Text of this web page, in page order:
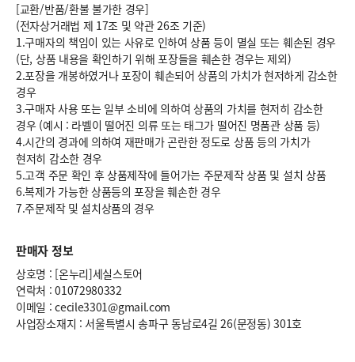
[교환/반품/환불 불가한 경우]
(전자상거래법 제 17조 및 약관 26조 기준)
1.구매자의 책임이 있는 사유로 인하여 상품 등이 멸실 또는 훼손된 경우
(단, 상품 내용을 확인하기 위해 포장들을 훼손한 경우는 제외)
2.포장을 개봉하였거나 포장이 훼손되어 상품의 가치가 현저하게 감소한
경우
3.구매자 사용 또는 일부 소비에 의하여 상품의 가치를 현저히 감소한
경우 (예시 : 라벨이 떨어진 의류 또는 태그가 떨어진 명품관 상품 등)
4.시간의 경과에 의하여 재판매가 곤란한 정도로 상품 등의 가치가
현저히 감소한 경우
5.고객 주문 확인 후 상품제작에 들어가는 주문제작 상품 및 설치 상품
6.복제가 가능한 상품등의 포장을 훼손한 경우
7.주문제작 및 설치상품의 경우
판매자 정보
상호명 : [온누리]세실스토어
연락처 : 01072980332
이메일 : cecile3301@gmail.com
사업장소재지 : 서울특별시 송파구 동남로4길 26(문정동) 301호